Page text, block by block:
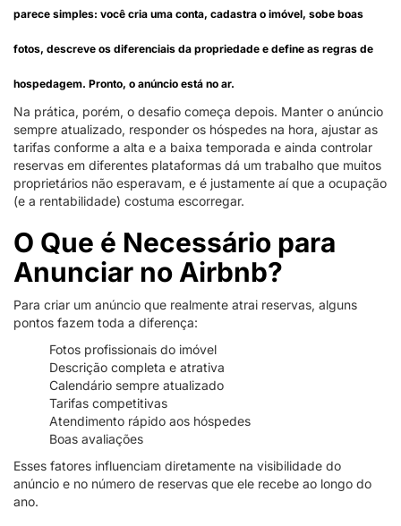
parece simples: você cria uma conta, cadastra o imóvel, sobe boas
fotos, descreve os diferenciais da propriedade e define as regras de
hospedagem. Pronto, o anúncio está no ar.
Na prática, porém, o desafio começa depois. Manter o anúncio
sempre atualizado, responder os hóspedes na hora, ajustar as
tarifas conforme a alta e a baixa temporada e ainda controlar
reservas em diferentes plataformas dá um trabalho que muitos
proprietários não esperavam, e é justamente aí que a ocupação
(e a rentabilidade) costuma escorregar.
O Que é Necessário para
Anunciar no Airbnb?
Para criar um anúncio que realmente atrai reservas, alguns
pontos fazem toda a diferença:
Fotos profissionais do imóvel
Descrição completa e atrativa
Calendário sempre atualizado
Tarifas competitivas
Atendimento rápido aos hóspedes
Boas avaliações
Esses fatores influenciam diretamente na visibilidade do
anúncio e no número de reservas que ele recebe ao longo do
ano.